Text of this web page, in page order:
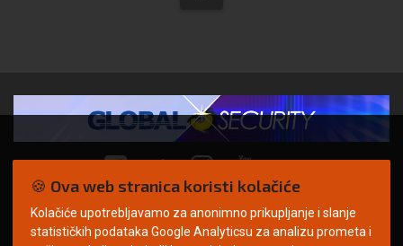
© Copyright 2026. | ARILEO
🍪 Ova web stranica koristi kolačiće
Kolačiće upotrebljavamo za anonimno prikupljanje i slanje
statističkih podataka Google Analyticsu za analizu prometa i